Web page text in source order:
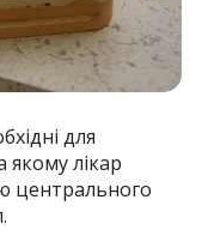
для
якому лікар
центрального